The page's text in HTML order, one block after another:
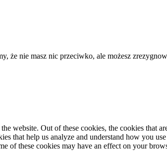
że nie masz nic przeciwko, ale możesz
website. Out of these cookies, the cookies that
that help us analyze and understand how you
of these cookies may have an effect on your